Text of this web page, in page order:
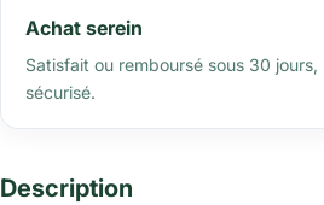
Achat serein
Satisfait ou remboursé sous 30 jours,
sécurisé.
Description